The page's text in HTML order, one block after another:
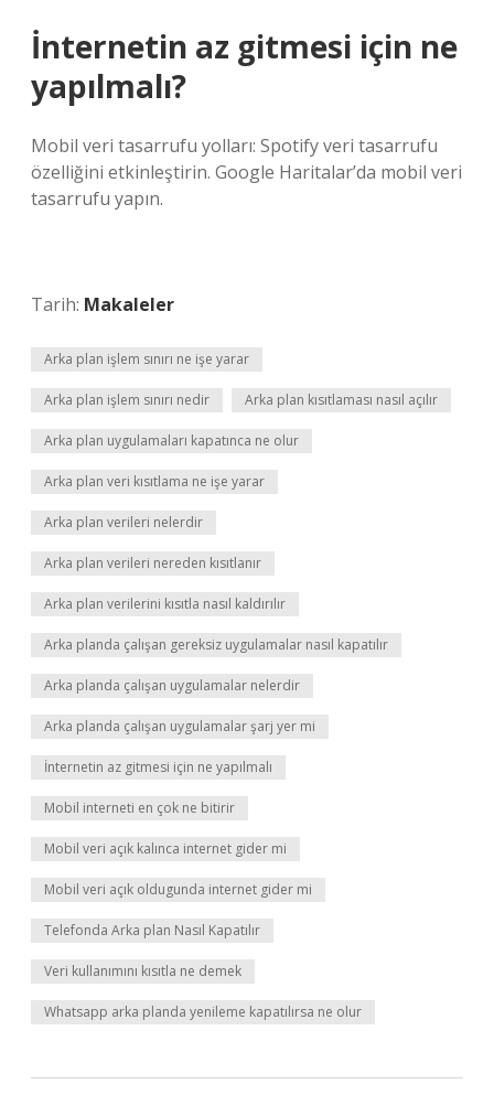
İnternetin az gitmesi için ne
yapılmalı?
Mobil veri tasarrufu yolları: Spotify veri tasarrufu
özelliğini etkinleştirin. Google Haritalar’da mobil veri
tasarrufu yapın.
Tarih: Makaleler
Arka plan işlem sınırı ne işe yarar
Arka plan işlem sınırı nedir Arka plan kısıtlaması nasıl açılır
Arka plan uygulamaları kapatınca ne olur
Arka plan veri kısıtlama ne işe yarar
Arka plan verileri nelerdir
Arka plan verileri nereden kısıtlanır
Arka plan verilerini kısıtla nasıl kaldırılır
Arka planda çalışan gereksiz uygulamalar nasıl kapatılır
Arka planda çalışan uygulamalar nelerdir
Arka planda çalışan uygulamalar şarj yer mi
İnternetin az gitmesi için ne yapılmalı
Mobil interneti en çok ne bitirir
Mobil veri açık kalınca internet gider mi
Mobil veri açık oldugunda internet gider mi
Telefonda Arka plan Nasıl Kapatılır
Veri kullanımını kısıtla ne demek
Whatsapp arka planda yenileme kapatılırsa ne olur